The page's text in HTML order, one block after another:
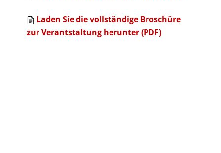
Laden Sie die vollständige Broschüre
zur Verantstaltung herunter (PDF)